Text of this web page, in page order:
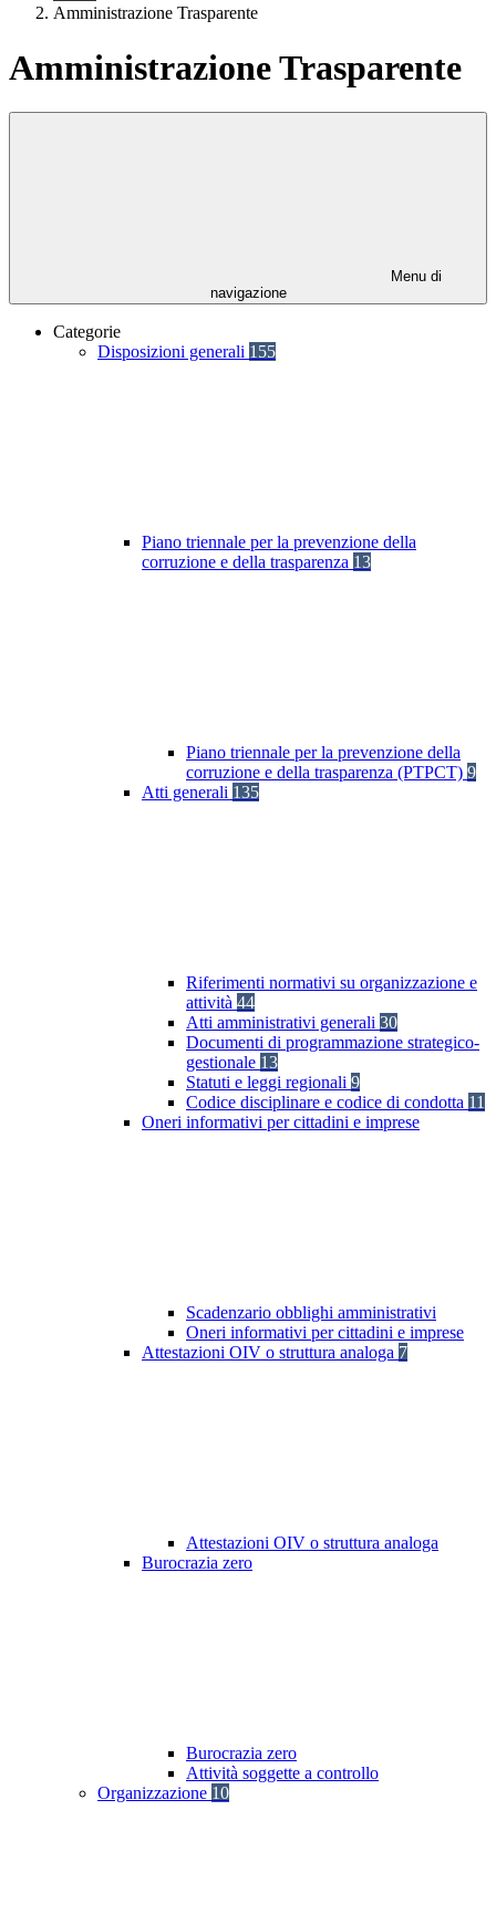
Amministrazione Trasparente
Amministrazione Trasparente
Menu di
navigazione
Categorie
Disposizioni generali 155
Piano triennale per la prevenzione della
corruzione e della trasparenza 13
Piano triennale per la prevenzione della
corruzione e della trasparenza (PTPCT) 9
Atti generali 135
Riferimenti normativi su organizzazione e
attività 44
Atti amministrativi generali 30
Documenti di programmazione strategico-
gestionale 13
Statuti e leggi regionali 9
Codice disciplinare e codice di condotta 11
Oneri informativi per cittadini e imprese
Scadenzario obblighi amministrativi
Oneri informativi per cittadini e imprese
Attestazioni OIV o struttura analoga 7
Attestazioni OIV o struttura analoga
Burocrazia zero
Burocrazia zero
Attività soggette a controllo
Organizzazione 10